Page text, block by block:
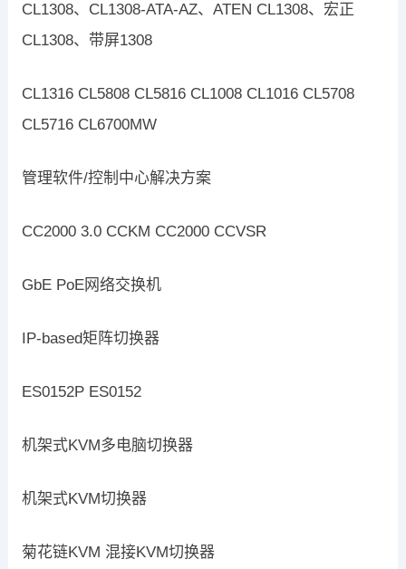
CL1308、CL1308-ATA-AZ、ATEN CL1308、宏正
CL1308、带屏1308
CL1316 CL5808 CL5816 CL1008 CL1016 CL5708
CL5716 CL6700MW
管理软件/控制中心解决方案
CC2000 3.0 CCKM CC2000 CCVSR
GbE PoE网络交换机
IP-based矩阵切换器
ES0152P ES0152
机架式KVM多电脑切换器
机架式KVM切换器
菊花链KVM 混接KVM切换器